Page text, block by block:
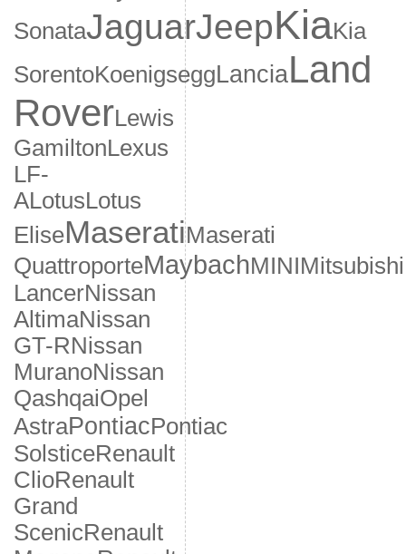
SonataJaguarJeepKiaKia
SorentoKoenigseggLanciaLand
RoverLewis
GamiltonLexus
LF-
ALotusLotus
EliseMaseratiMaserati
QuattroporteMaybachMINIMitsubishi
LancerNissan
AltimaNissan
GT-RNissan
MuranoNissan
QashqaiOpel
AstraPontiacPontiac
SolsticeRenault
ClioRenault
Grand
ScenicRenault